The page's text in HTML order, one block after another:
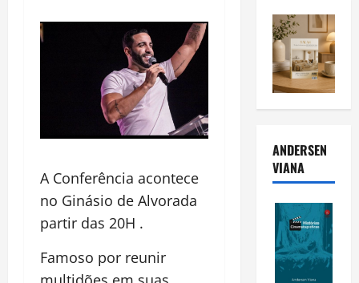
A Conferência acontece
no Ginásio de Alvorada
partir das 20H .
Famoso por reunir
ANDERSEN
VIANA